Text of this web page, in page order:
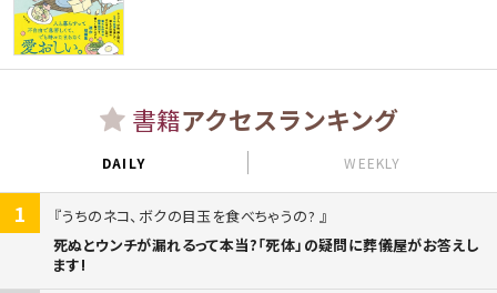
書籍アクセスランキング
DAILY WEEKLY
1
うちのネコ、ボクの目玉を食べちゃうの?
死ぬとウンチが漏れるって本当?「死体」の疑問に葬儀屋がお答えし
ます!